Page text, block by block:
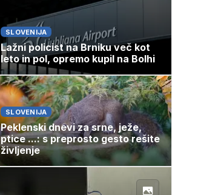
SLOVENIJA
Lažni policist na Brniku več kot
leto in pol, opremo kupil na Bolhi
SLOVENIJA
Peklenski dnevi za srne, ježe,
ptice ...: s preprosto gesto rešite
življenje